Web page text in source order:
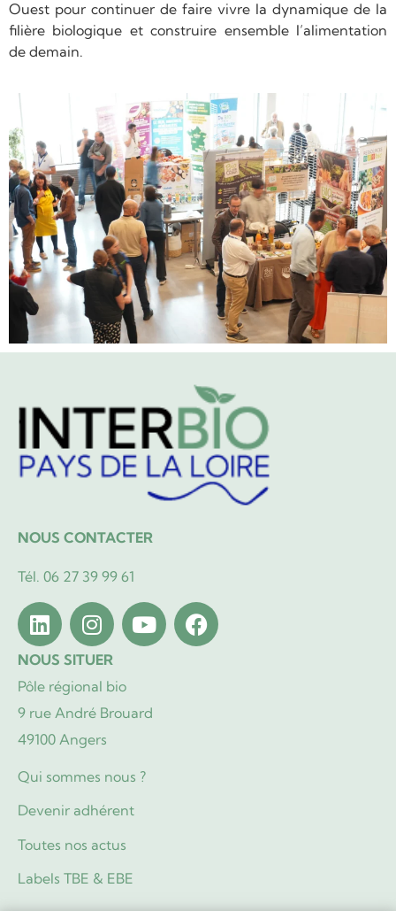
Ouest pour continuer de faire vivre la dynamique de la
filière biologique et construire ensemble l’alimentation
de demain.
NOUS CONTACTER
Tél. 06 27 39 99 61
NOUS SITUER
Pôle régional bio
9 rue André Brouard
49100 Angers
Qui sommes nous ?
Devenir adhérent
Toutes nos actus
Labels TBE & EBE